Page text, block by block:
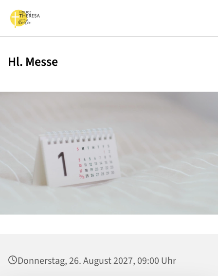
Hl. Messe
Donnerstag, 26. August 2027, 09:00 Uhr